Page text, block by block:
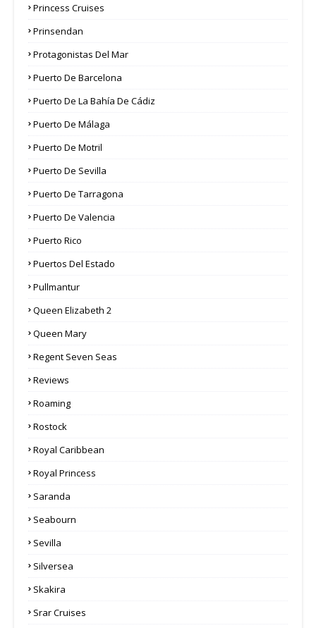
Princess Cruises
Prinsendan
Protagonistas Del Mar
Puerto De Barcelona
Puerto De La Bahía De Cádiz
Puerto De Málaga
Puerto De Motril
Puerto De Sevilla
Puerto De Tarragona
Puerto De Valencia
Puerto Rico
Puertos Del Estado
Pullmantur
Queen Elizabeth 2
Queen Mary
Regent Seven Seas
Reviews
Roaming
Rostock
Royal Caribbean
Royal Princess
Saranda
Seabourn
Sevilla
Silversea
Skakira
Srar Cruises